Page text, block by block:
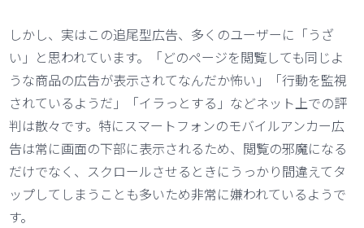
しかし、実はこの追尾型広告、多くのユーザーに「うざ
い」と思われています。「どのページを閲覧しても同じよ
うな商品の広告が表示されてなんだか怖い」「行動を監視
されているようだ」「イラっとする」などネット上での評
判は散々です。特にスマートフォンのモバイルアンカー広
告は常に画面の下部に表示されるため、閲覧の邪魔になる
だけでなく、スクロールさせるときにうっかり間違えてタ
ップしてしまうことも多いため非常に嫌われているようで
す。